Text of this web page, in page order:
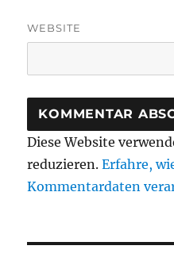
WEBSITE
Diese Website
reduzieren.Erfahre,
Kommentardaten